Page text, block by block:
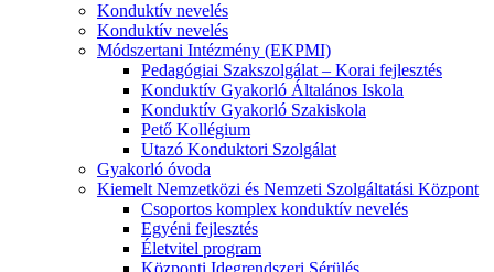
Konduktív nevelés
Konduktív nevelés
Módszertani Intézmény (EKPMI)
Pedagógiai Szakszolgálat – Korai fejlesztés
Konduktív Gyakorló Általános Iskola
Konduktív Gyakorló Szakiskola
Pető Kollégium
Utazó Konduktori Szolgálat
Gyakorló óvoda
Kiemelt Nemzetközi és Nemzeti Szolgáltatási Központ
Csoportos komplex konduktív nevelés
Egyéni fejlesztés
Életvitel program
Központi Idegrendszeri Sérülés